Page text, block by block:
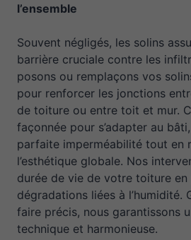
l’ensemble
Souvent négligés, les solins
barrière cruciale contre les
posons ou remplaçons vos
pour renforcer les jonctions
de toiture ou entre toit et mur.
façonnée pour s’adapter au
parfaite imperméabilité tout en
l’esthétique globale. Nos
durée de vie de votre toiture en
dégradations liées à l’humidité.
faire précis, nous garantissons
technique et harmonieuse.